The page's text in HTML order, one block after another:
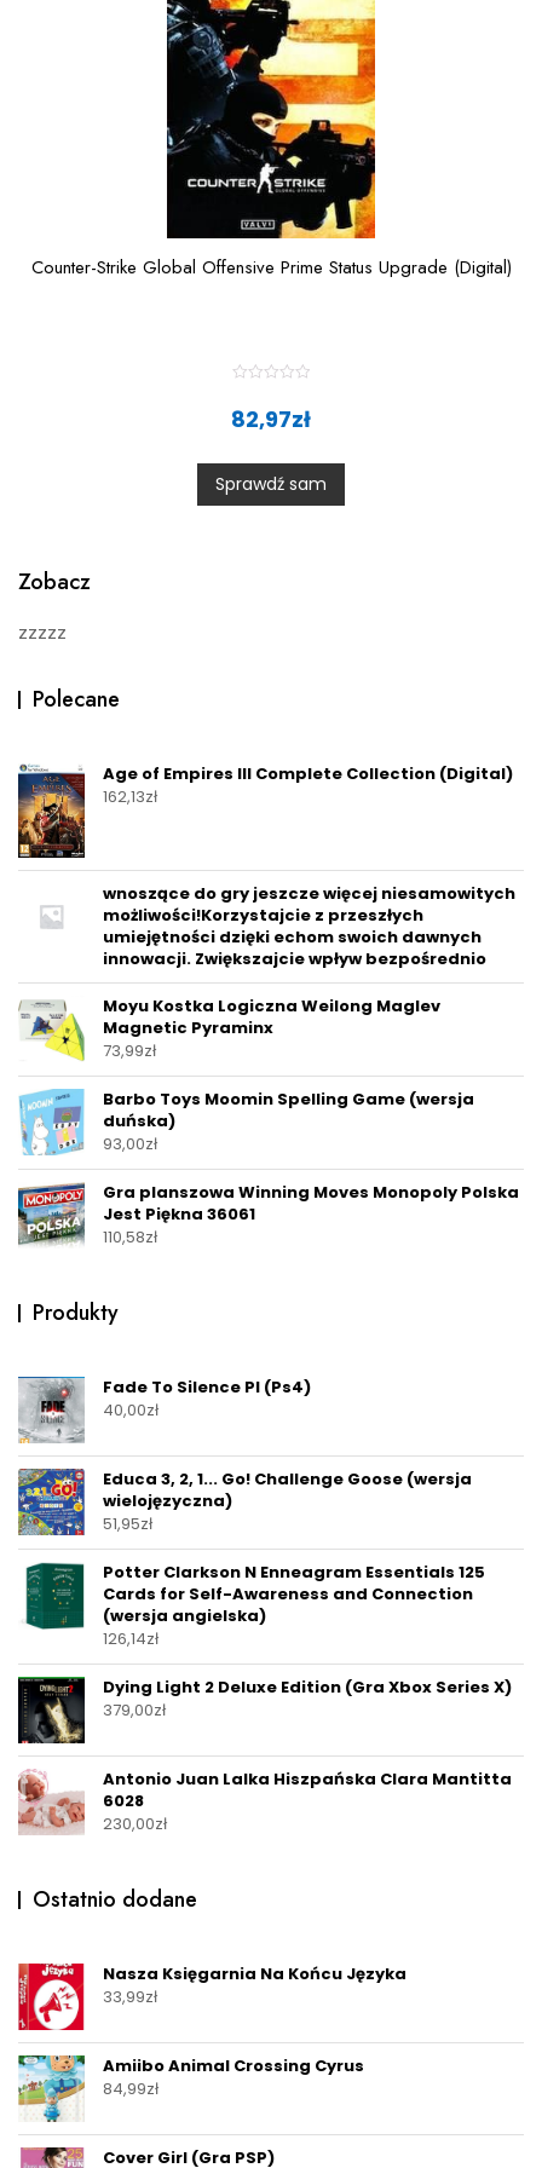
Counter-Strike Global Offensive Prime Status Upgrade (Digital)
a
t
0
o
t
82,97zł
Sprawdź sam
Zobacz
zzzzz
Polecane
Age of Empires III Complete Collection (Digital)
162,13zł
wnoszące do gry jeszcze więcej niesamowitych
możliwości!Korzystajcie z przeszłych
umiejętności dzięki echom swoich dawnych
innowacji. Zwiększajcie wpływ bezpośrednio
Moyu Kostka Logiczna Weilong Maglev
Magnetic Pyraminx
73,99zł
Barbo Toys Moomin Spelling Game (wersja
duńska)
93,00zł
Gra planszowa Winning Moves Monopoly Polska
Jest Piękna 36061
110,58zł
Produkty
Fade To Silence Pl (Ps4)
40,00zł
Educa 3, 2, 1... Go! Challenge Goose (wersja
wielojęzyczna)
51,95zł
Potter Clarkson N Enneagram Essentials 125
Cards for Self-Awareness and Connection
(wersja angielska)
126,14zł
Dying Light 2 Deluxe Edition (Gra Xbox Series X)
379,00zł
Antonio Juan Lalka Hiszpańska Clara Mantitta
6028
230,00zł
Ostatnio dodane
Nasza Księgarnia Na Końcu Języka
33,99zł
Amiibo Animal Crossing Cyrus
84,99zł
Cover Girl (Gra PSP)